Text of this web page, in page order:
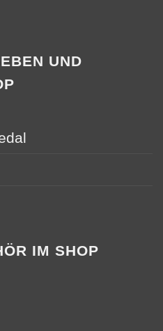
UND
IM SHOP